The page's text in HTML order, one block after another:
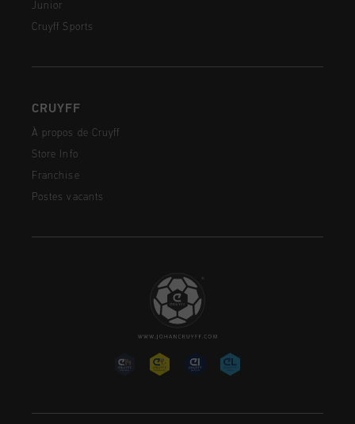
Junior
Cruyff Sports
CRUYFF
À propos de Cruyff
Store Info
Franchise
Postes vacants